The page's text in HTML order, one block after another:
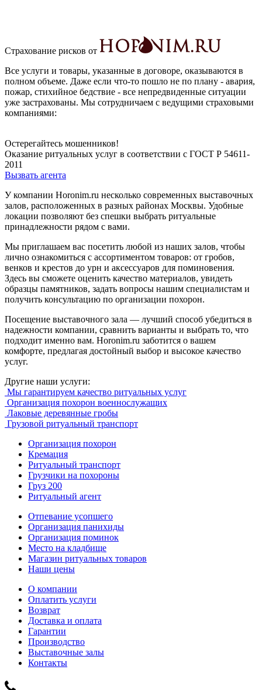
Страхование рисков от
Все услуги и товары, указанные в договоре, оказываются в
полном объеме. Даже если что-то пошло не по плану - авария,
пожар, стихийное бедствие - все непредвиденные ситуации
уже застрахованы. Мы сотрудничаем с ведущими страховыми
компаниями:
Остерегайтесь мошенников!
Оказание ритуальных услуг в соответствии с ГОСТ Р 54611-
2011
Вызвать агента
У компании Horonim.ru несколько современных выставочных
залов, расположенных в разных районах Москвы. Удобные
локации позволяют без спешки выбрать ритуальные
принадлежности рядом с вами.
Мы приглашаем вас посетить любой из наших залов, чтобы
лично ознакомиться с ассортиментом товаров: от гробов,
венков и крестов до урн и аксессуаров для поминовения.
Здесь вы сможете оценить качество материалов, увидеть
образцы памятников, задать вопросы нашим специалистам и
получить консультацию по организации похорон.
Посещение выставочного зала — лучший способ убедиться в
надежности компании, сравнить варианты и выбрать то, что
подходит именно вам. Horonim.ru заботится о вашем
комфорте, предлагая достойный выбор и высокое качество
услуг.
Другие наши услуги:
Мы гарантируем качество ритуальных услуг
Организация похорон военнослужащих
Лаковые деревянные гробы
Грузовой ритуальный транспорт
Организация похорон
Кремация
Ритуальный транспорт
Грузчики на похороны
Груз 200
Ритуальный агент
Отпевание усопшего
Организация панихиды
Организация поминок
Место на кладбище
Магазин ритуальных товаров
Наши цены
О компании
Оплатить услуги
Возврат
Доставка и оплата
Гарантии
Производство
Выставочные залы
Контакты